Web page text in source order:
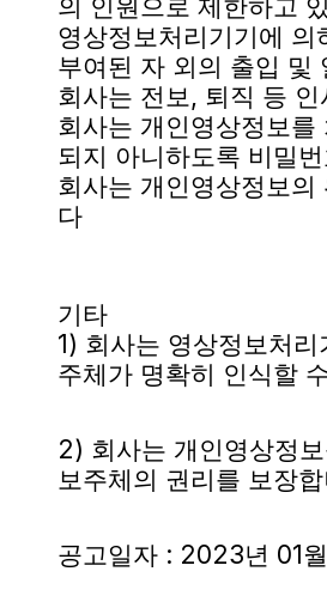
의 인원으로 제한하고
영상정보처리기기에
부여된 자 외의 출입 및
회사는 전보, 퇴직 등
회사는 개인영상정보
되지 아니하도록 비밀
회사는 개인영상정보
다
기타
1) 회사는 영상정보처
주체가 명확히 인식할
2) 회사는 개인영상정
보주체의 권리를 보장
공고일자 : 2023년 01